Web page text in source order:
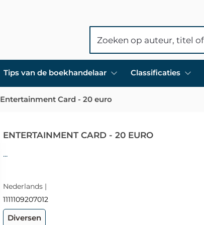
Tips van de boekhandelaar Classificaties
Entertainment Card - 20 euro
ENTERTAINMENT CARD - 20 EURO
...
Nederlands |
1111109207012
Diversen